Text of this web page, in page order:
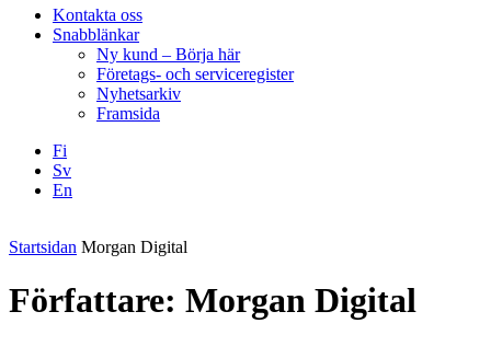
Kontakta oss
Snabblänkar
Ny kund – Börja här
Företags- och serviceregister
Nyhetsarkiv
Framsida
Fi
Sv
En
Startsidan Morgan Digital
Författare: Morgan Digital